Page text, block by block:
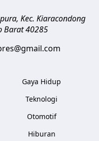
Kec. Kiaracondong
Barat 40285
Gaya Hidup
Teknologi
Otomotif
Hiburan